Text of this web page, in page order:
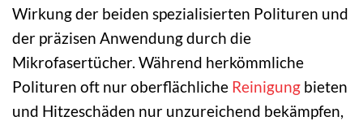
Wirkung der beiden spezialisierten Polituren und
der präzisen Anwendung durch die
Mikrofasertücher. Während herkömmliche
Polituren oft nur oberflächliche Reinigung bieten
und Hitzeschäden nur unzureichend bekämpfen,